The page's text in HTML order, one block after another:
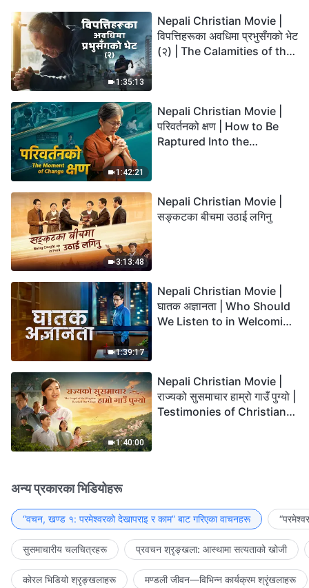
1:35:13
Nepali Christian Movie |
विपत्तिहरूका अवधिमा प्रभुसँगको भेट
(२) | The Calamities of the
1:42:21
Nepali Christian Movie |
परिवर्तनको क्षण | How to Be
Raptured Into the
3:13:48
Nepali Christian Movie |
सङ्कटका बीचमा उठाई लगिनु
1:39:17
Nepali Christian Movie |
घातक अज्ञानता | Who Should
We Listen to in Welcoming
1:40:00
Nepali Christian Movie |
राज्यको सुसमाचार हाम्रो गाउँ पुग्यो |
Testimonies of Christians
अन्य प्रकारका भिडियोहरू
“वचन, खण्ड १: परमेश्‍वरको देखापराइ र काम” बाट गरिएका वाचनहरू
सुसमाचारीय चलचित्रहरू प्रवचन श्रृङ्खला: आस्थामा सत्यताको खोजी
कोरल भिडियो श्रृङ्खलाहरू मण्डली जीवन—विभिन्‍न कार्यक्रम श्रृंखलाहरू